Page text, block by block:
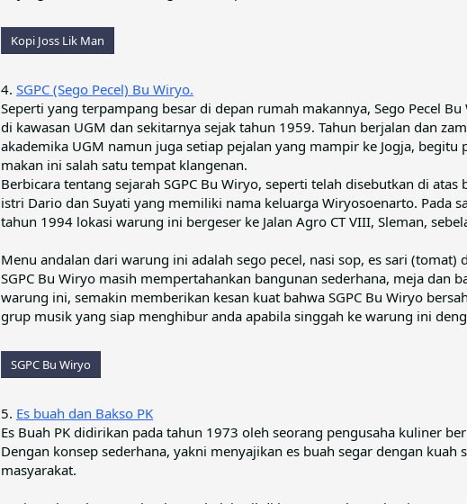
Kopi Joss Lik Man
4. SGPC (Sego Pecel) Bu Wiryo.
Seperti yang terpampang besar di depan rumah makannya, Sego Pecel
di kawasan UGM dan sekitarnya sejak tahun 1959. Tahun berjalan dan
akademika UGM namun juga setiap pejalan yang mampir ke Jogja,
makan ini salah satu tempat klangenan.
Berbicara tentang sejarah SGPC Bu Wiryo, seperti telah disebutkan di
istri Dario dan Suyati yang memiliki nama keluarga Wiryosoenarto. Pada
tahun 1994 lokasi warung ini bergeser ke Jalan Agro CT VIII, Sleman,
Menu andalan dari warung ini adalah sego pecel, nasi sop, es sari
SGPC Bu Wiryo masih mempertahankan bangunan sederhana, meja
warung ini, semakin memberikan kesan kuat bahwa SGPC Bu Wiryo
grup musik yang siap menghibur anda apabila singgah ke warung ini
SGPC Bu Wiryo
5. Es buah dan Bakso PK
Es Buah PK didirikan pada tahun 1973 oleh seorang pengusaha kuliner
Dengan konsep sederhana, yakni menyajikan es buah segar dengan
masyarakat.